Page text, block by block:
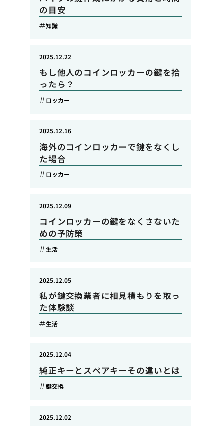
の目安
知識
もし他人のコインロッカーの鍵を拾
ったら？
2025.12.22
ロッカー
海外のコインロッカーで鍵をなくし
た場合
2025.12.16
ロッカー
コインロッカーの鍵をなくさないた
めの予防策
2025.12.09
生活
私が鍵交換業者に相見積もりを取っ
た体験談
2025.12.05
生活
純正キーとスペアキーその違いとは
2025.12.04
鍵交換
2025.12.02